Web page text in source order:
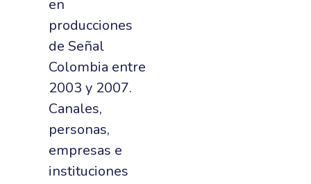
en
producciones
de Señal
Colombia entre
2003 y 2007.
Canales,
personas,
empresas e
instituciones